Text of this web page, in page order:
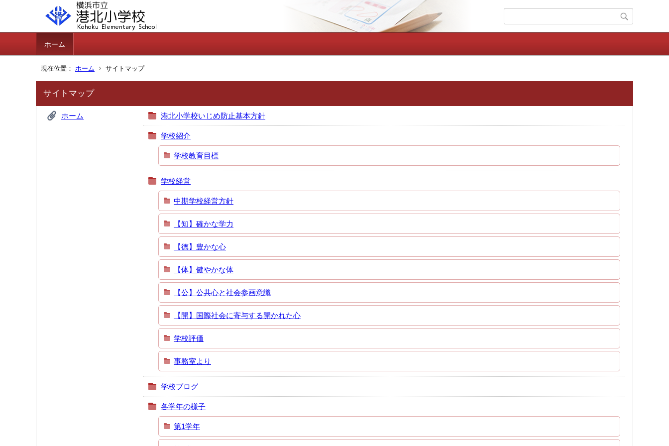
ホーム
現在位置： ホーム サイトマップ
サイトマップ
ホーム 港北小学校いじめ防止基本方針
学校紹介
学校教育目標
学校経営
中期学校経営方針
【知】確かな学力
【徳】豊かな心
【体】健やかな体
【公】公共心と社会参画意識
【開】国際社会に寄与する開かれた心
学校評価
事務室より
学校ブログ
各学年の様子
第1学年